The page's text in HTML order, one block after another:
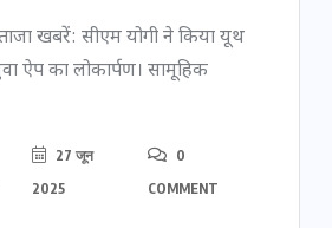
खबरें: सीएम योगी ने किया यूथ
ऐप का लोकार्पण। सामूहिक
27 जून
2025
0
COMMENT